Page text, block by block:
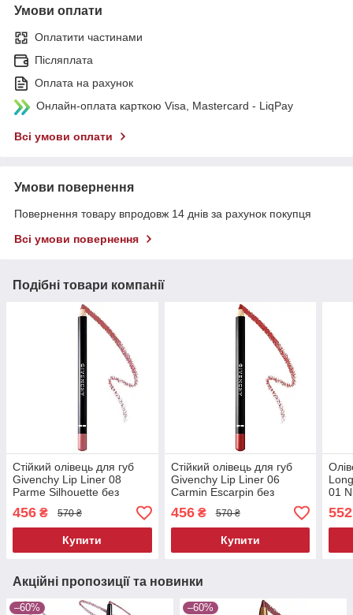
Умови оплати
Оплатити частинами
Післяплата
Оплата на рахунок
Онлайн-оплата карткою Visa, Mastercard - LiqPay
Всі умови оплати
Умови повернення
Повернення товару впродовж 14 днів за рахунок покупця
Всі умови повернення
Подібні товари компанії
Стійкий олівець для губ
Givenchy Lip Liner 08
Parme Silhouette без
коробки 1.1 г
456 ₴ 570 ₴
Купити
Стійкий олівець для губ
Givenchy Lip Liner 06
Carmin Escarpin без
коробки 1.1 г
456₴ 570 ₴
Купити
01
г
552
Акційні пропозиції та новинки
–60% –60%